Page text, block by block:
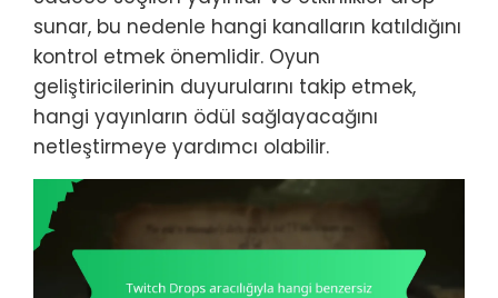
sunar, bu nedenle hangi kanalların katıldığını
kontrol etmek önemlidir. Oyun
geliştiricilerinin duyurularını takip etmek,
hangi yayınların ödül sağlayacağını
netleştirmeye yardımcı olabilir.